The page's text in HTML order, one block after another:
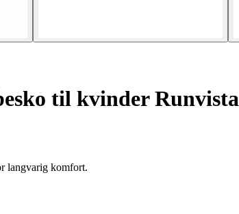
til kvinder Runvista
langvarig komfort.